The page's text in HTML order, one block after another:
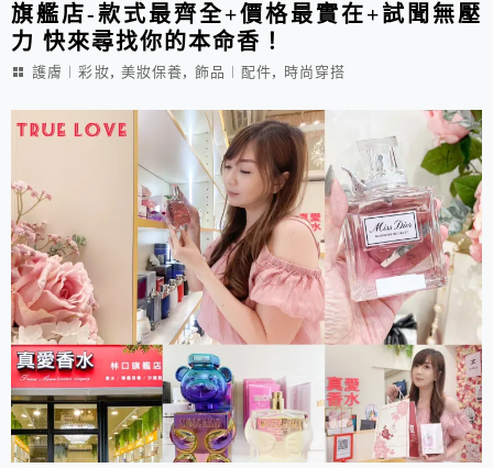
旗艦店-款式最齊全+價格最實在+試聞無壓
力 快來尋找你的本命香！
護膚︱彩妝, 美妝保養, 飾品︱配件, 時尚穿搭